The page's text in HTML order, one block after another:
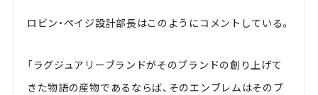
ロビン・ペイジ設計部長はこのようにコメントしている。
「ラグジュアリーブランドがそのブランドの創り上げて
きた物語の産物であるならば、そのエンブレムはそのブ